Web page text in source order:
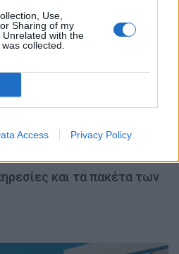
Use,
Sharing of my
with the
collected.
Access Privacy Policy
και τα πακέτα των